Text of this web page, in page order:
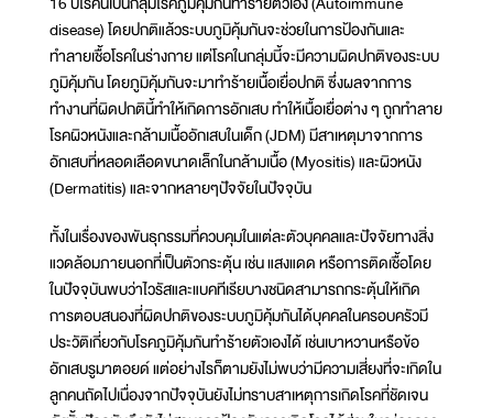
disease) โดยปกติแล้วระบบภูมิคุ้มกันจะช่วยในการป้องกันและ
ทำลายเชื้อโรคในร่างกาย แต่โรคในกลุ่มนี้จะมีความผิดปกติของระบบ
ภูมิคุ้มกัน โดยภูมิคุ้มกันจะมาทำร้ายเนื้อเยื่อปกติ ซึ่งผลจากการ
ทำงานที่ผิดปกตินี้ทำให้เกิดการอักเสบ ทำให้เนื้อเยื่อต่าง ๆ ถูกทำลาย
โรคผิวหนังและกล้ามเนื้ออักเสบในเด็ก (JDM) มีสาเหตุมาจากการ
อักเสบที่หลอดเลือดขนาดเล็กในกล้ามเนื้อ (Myositis) และผิวหนัง
(Dermatitis) และจากหลายๆปัจจัยในปัจจุบัน
ทั้งในเรื่องของพันธุกรรมที่ควบคุมในแต่ละตัวบุคคลและปัจจัยทางสิ่ง
แวดล้อมภายนอกที่เป็นตัวกระตุ้น เช่น แสงแดด หรือการติดเชื้อโดย
ในปัจจุบันพบว่าไวรัสและแบคทีเรียบางชนิดสามารถกระตุ้นให้เกิด
การตอบสนองที่ผิดปกติของระบบภูมิคุ้มกันได้บุคคลในครอบครัวมี
ประวัติเกี่ยวกับโรคภูมิคุ้มกันทำร้ายตัวเองได้ เช่นเบาหวานหรือข้อ
อักเสบรูมาตอยด์ แต่อย่างไรก็ตามยังไม่พบว่ามีความเสี่ยงที่จะเกิดใน
ลูกคนถัดไปเนื่องจากปัจจุบันยังไม่ทราบสาเหตุการเกิดโรคที่ชัดเจน